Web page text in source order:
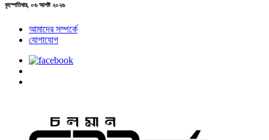
বৃহস্পতিবার, ০৬ আগষ্ট ২০২৬
আমাদের সম্পর্কে
যোগাযোগ